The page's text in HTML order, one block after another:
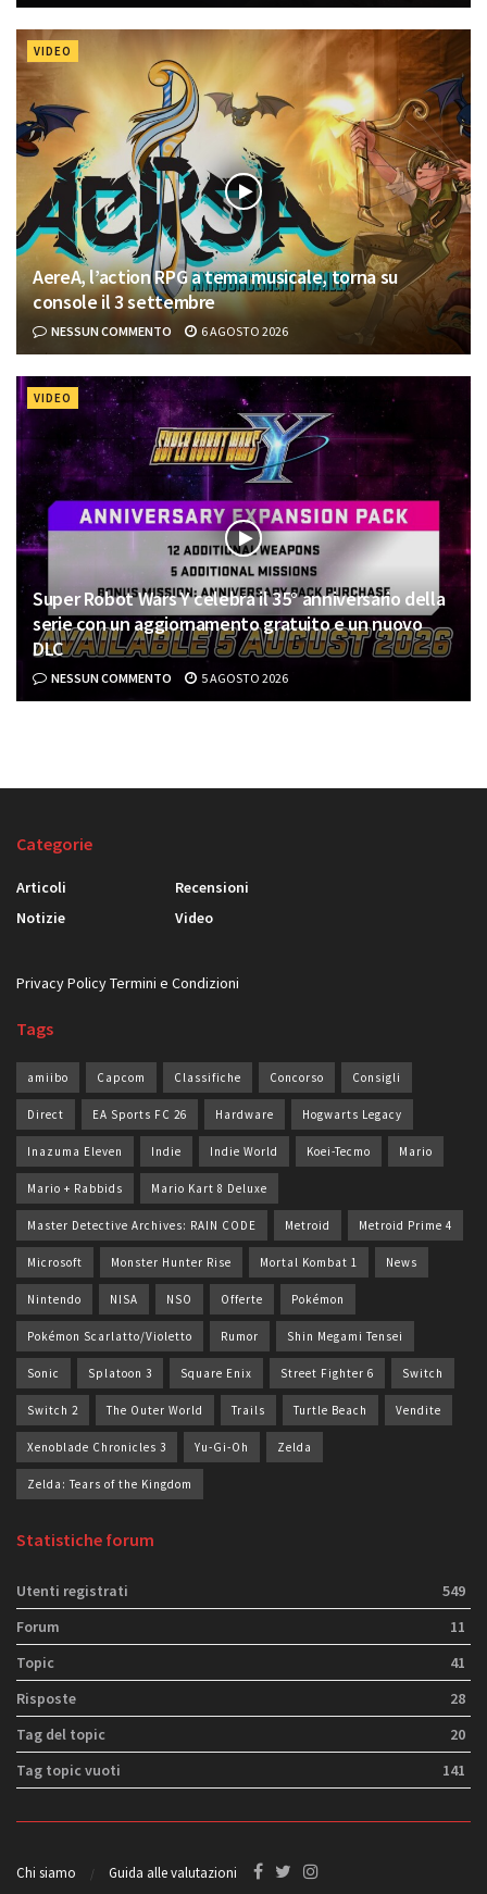
VIDEO
AereA, l’action RPG a tema musicale, torna su
console il 3 settembre
NESSUN COMMENTO 6 AGOSTO 2026
VIDEO
Super Robot Wars Y celebra il 35° anniversario della
serie con un aggiornamento gratuito e un nuovo
DLC
NESSUN COMMENTO 5 AGOSTO 2026
Categorie
Articoli
Notizie
Recensioni
Video
Privacy PolicyTermini e Condizioni
Tags
amiibo Capcom Classifiche Concorso Consigli
Direct EA Sports FC 26 Hardware Hogwarts Legacy
Inazuma Eleven Indie Indie World Koei-Tecmo Mario
Mario + Rabbids Mario Kart 8 Deluxe
Master Detective Archives: RAIN CODE Metroid Metroid Prime 4
Microsoft Monster Hunter Rise Mortal Kombat 1 News
Nintendo NISA NSO Offerte Pokémon
Pokémon Scarlatto/Violetto Rumor Shin Megami Tensei
Sonic Splatoon 3 Square Enix Street Fighter 6 Switch
Switch 2 The Outer World Trails Turtle Beach Vendite
Xenoblade Chronicles 3 Yu-Gi-Oh Zelda
Zelda: Tears of the Kingdom
Statistiche forum
Utenti registrati
549
Forum
11
Topic
41
Risposte
28
Tag del topic
20
Tag topic vuoti
141
Chi siamo Guida alle valutazioni